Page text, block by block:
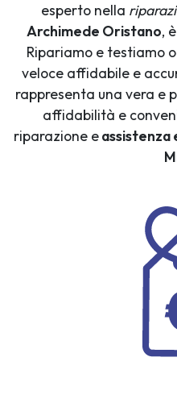
esperto nella
Archimede Oristano,
Ripariamo e testiamo
veloce affidabile e
rappresenta una vera e
affidabilità e
riparazione e